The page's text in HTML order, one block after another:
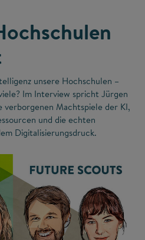
unsere Hochschulen –
Im Interview spricht Jürgen
verborgenen Machtspiele der KI,
und die echten
Digitalisierungsdruck.